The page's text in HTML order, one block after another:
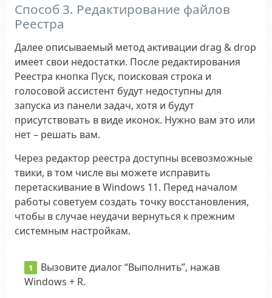
Способ 3. Редактирование файлов
Реестра
Далее описываемый метод активации drag & drop
имеет свои недостатки. После редактирования
Реестра кнопка Пуск, поисковая строка и
голосовой ассистент будут недоступны для
запуска из панели задач, хотя и будут
присутствовать в виде иконок. Нужно вам это или
нет – решать вам.
Через редактор реестра доступны всевозможные
твики, в том числе вы можете исправить
перетаскивание в Windows 11. Перед началом
работы советуем создать точку восстановления,
чтобы в случае неудачи вернуться к прежним
системным настройкам.
Вызовите диалог “Выполнить”, нажав
Windows + R.